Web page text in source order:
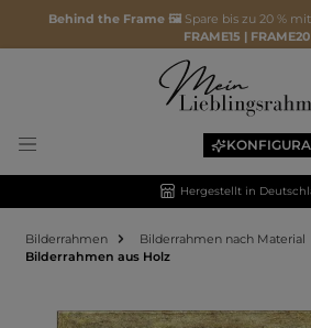
Behind the Frame 🖼️ Spare bis zu 20 %
FRAME15 | FRAME20
Hergestellt in
Bilderrahmen
Bilderrahmen nach Material
Bilderrahmen aus Holz
Bildergalerie überspringen